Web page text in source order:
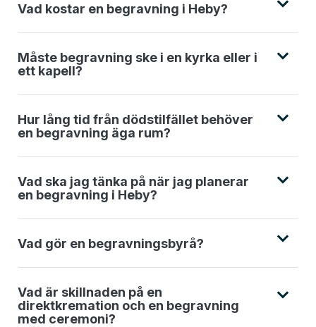
Vad kostar en begravning i Heby?
Måste begravning ske i en kyrka eller i
ett kapell?
Hur lång tid från dödstilfället behöver
en begravning äga rum?
Vad ska jag tänka på när jag planerar
en begravning i Heby?
Vad gör en begravningsbyrå?
Vad är skillnaden på en
direktkremation och en begravning
med ceremoni?